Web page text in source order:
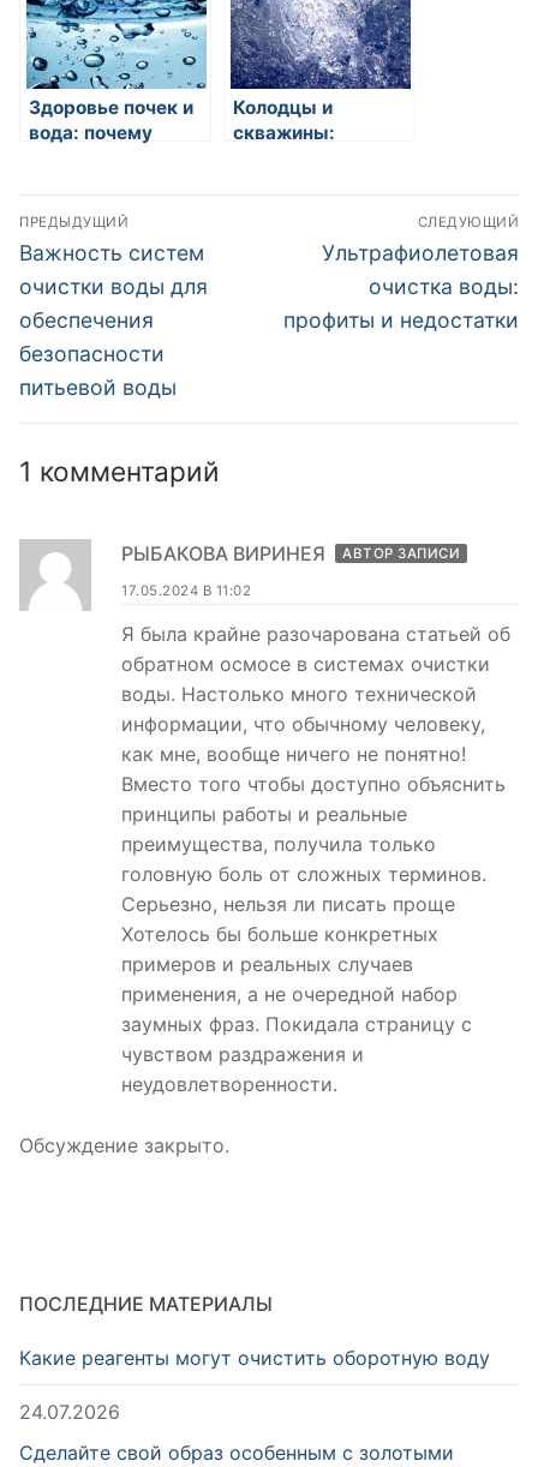
Здоровье почек и
вода: почему
важно для
здоровья почек?
Колодцы и
скважины:
Навигация
по
записям
ПРЕДЫДУЩИЙ
Предыдущая
запись:
Важность систем
очистки воды для
обеспечения
безопасности
питьевой воды
СЛЕДУЮЩИЙ
Следующая
запись:
Ультрафиолетовая
очистка воды:
профиты и недостатки
1 комментарий
РЫБАКОВА ВИРИНЕЯ АВТОР ЗАПИСИ
17.05.2024 В 11:02
Я была крайне разочарована статьей об
обратном осмосе в системах очистки
воды. Настолько много технической
информации, что обычному человеку,
как мне, вообще ничего не понятно!
Вместо того чтобы доступно объяснить
принципы работы и реальные
преимущества, получила только
головную боль от сложных терминов.
Серьезно, нельзя ли писать проще
Хотелось бы больше конкретных
примеров и реальных случаев
применения, а не очередной набор
заумных фраз. Покидала страницу с
чувством раздражения и
неудовлетворенности.
Обсуждение закрыто.
ПОСЛЕДНИЕ МАТЕРИАЛЫ
Какие реагенты могут очистить оборотную воду
24.07.2026
Сделайте свой образ особенным с золотыми